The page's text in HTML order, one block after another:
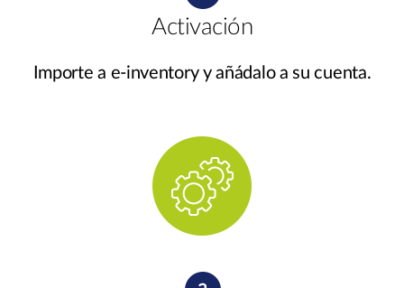
Activación
Importe a e-inventory y añádalo a su cuenta.